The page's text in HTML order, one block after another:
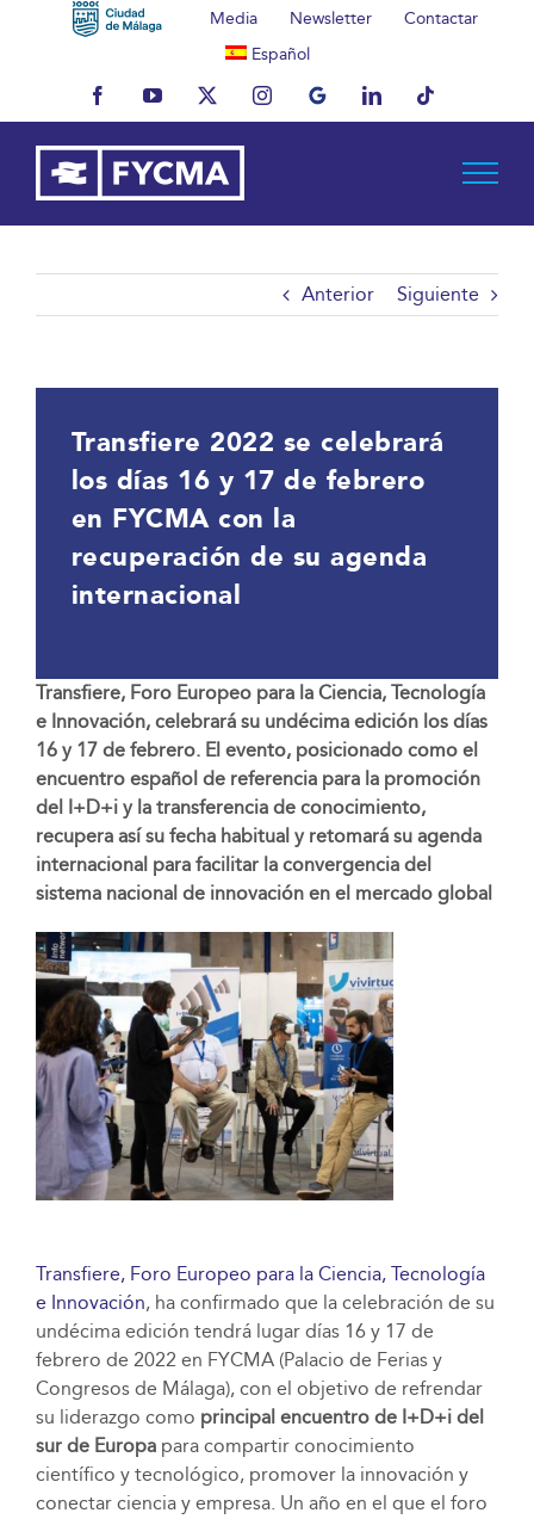
Media Newsletter
Contactar
Español
FacebookYouTubeX InstagramMyBusinessLinkedInTiktok
Anterior Siguiente
Transfiere 2022 se celebrará
los días 16 y 17 de febrero
en FYCMA con la
recuperación de su agenda
internacional
Transfiere, Foro Europeo para la Ciencia, Tecnología
e Innovación, celebrará su undécima edición los días
16 y 17 de febrero. El evento, posicionado como el
encuentro español de referencia para la promoción
del I+D+i y la transferencia de conocimiento,
recupera así su fecha habitual y retomará su agenda
internacional para facilitar la convergencia del
sistema nacional de innovación en el mercado global
Transfiere, Foro Europeo para la Ciencia, Tecnología
e Innovación, ha confirmado que la celebración de su
undécima edición tendrá lugar días 16 y 17 de
febrero de 2022 en FYCMA (Palacio de Ferias y
Congresos de Málaga), con el objetivo de refrendar
su liderazgo como principal encuentro de I+D+i del
sur de Europapara compartir conocimiento
científico y tecnológico, promover la innovación y
conectar ciencia y empresa. Un año en el que el foro